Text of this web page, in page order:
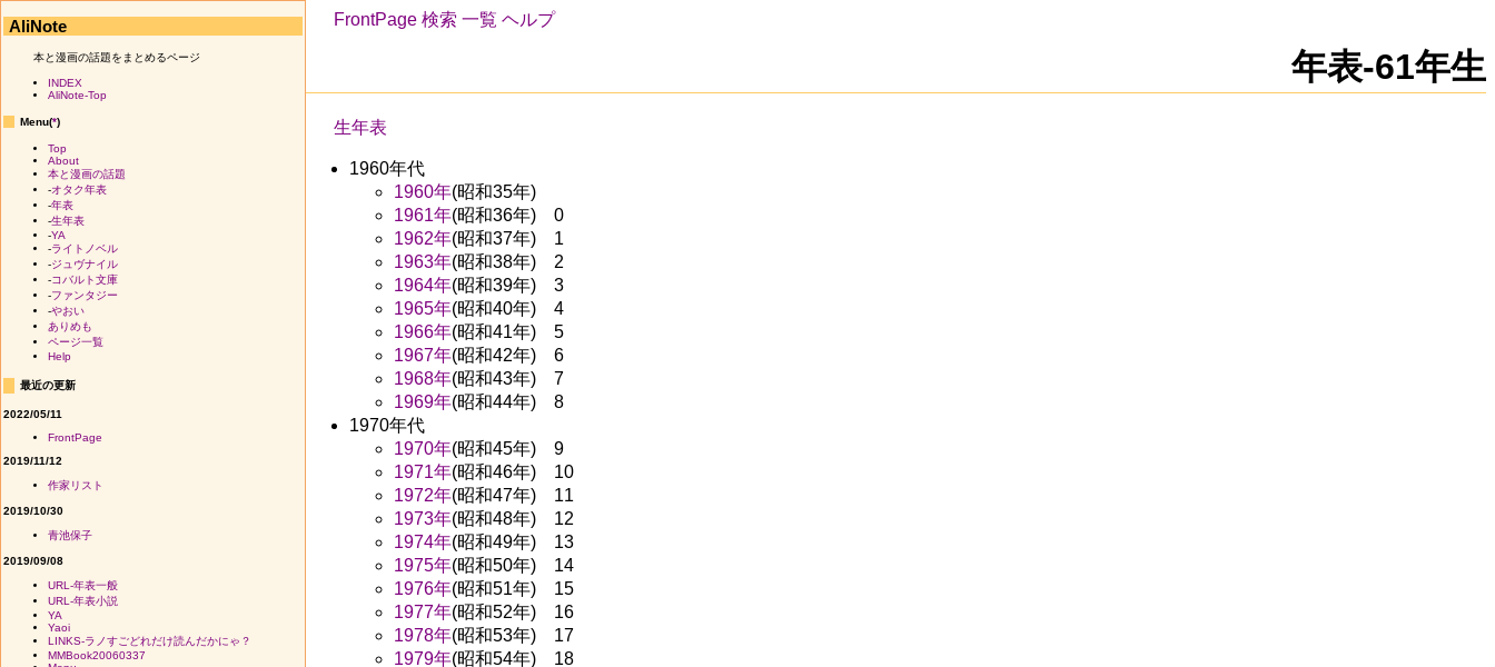
FrontPage 検索 一覧 ヘルプ
年表-61年生
生年表
1960年代
1960年(昭和35年)
1961年(昭和36年) 0
1962年(昭和37年) 1
1963年(昭和38年) 2
1964年(昭和39年) 3
1965年(昭和40年) 4
1966年(昭和41年) 5
1967年(昭和42年) 6
1968年(昭和43年) 7
1969年(昭和44年) 8
1970年代
1970年(昭和45年) 9
1971年(昭和46年) 10
1972年(昭和47年) 11
1973年(昭和48年) 12
1974年(昭和49年) 13
1975年(昭和50年) 14
1976年(昭和51年) 15
1977年(昭和52年) 16
1978年(昭和53年) 17
1979年(昭和54年) 18
AliNote
本と漫画の話題をまとめるページ
INDEX
AliNote-Top
Menu(*)
Top
About
本と漫画の話題
-オタク年表
-年表
-生年表
-YA
-ライトノベル
-ジュヴナイル
-コバルト文庫
-ファンタジー
-やおい
ありめも
ページ一覧
Help
最近の更新
2022/05/11
FrontPage
2019/11/12
作家リスト
2019/10/30
青池保子
2019/09/08
URL-年表一般
URL-年表小説
YA
Yaoi
LINKS-ラノすごどれだけ読んだかにゃ？
MMBook20060337